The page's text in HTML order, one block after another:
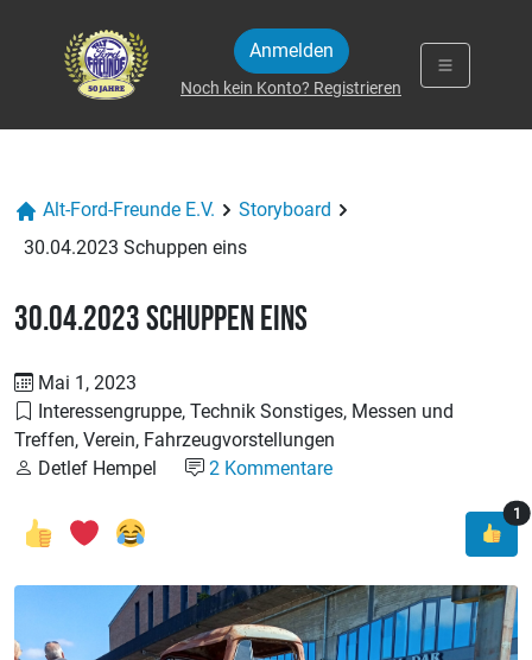
Anmelden
Noch kein Konto? Registrieren
Alt-Ford-Freunde E.V.
Storyboard
30.04.2023 Schuppen eins
30.04.2023 Schuppen eins
Mai 1, 2023
Interessengruppe, Technik Sonstiges, Messen und
Treffen, Verein, Fahrzeugvorstellungen
Detlef Hempel
2 Kommentare
1